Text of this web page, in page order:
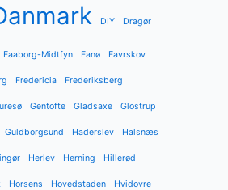
DIY Dragør
Faaborg-Midtfyn Fanø Favrskov
Fredericia Frederiksberg
Gentofte Gladsaxe Glostrup
Guldborgsund Haderslev Halsnæs
Herlev Herning Hillerød
Horsens Hovedstaden Hvidovre